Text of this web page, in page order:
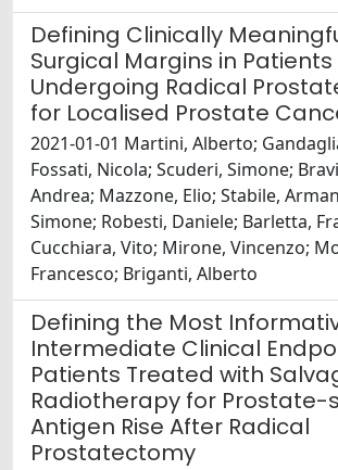
Defining Clinically
Surgical Margins in Patients
Undergoing Radical
for Localised Prostate
2021-01-01 Martini, Alberto;
Fossati, Nicola; Scuderi, Simone;
Andrea; Mazzone, Elio; Stabile,
Simone; Robesti, Daniele; Barletta,
Cucchiara, Vito; Mirone, Vincenzo;
Francesco; Briganti, Alberto
Defining the Most
Intermediate Clinical
Patients Treated with
Radiotherapy for Prostate-
Antigen Rise After Radical
Prostatectomy